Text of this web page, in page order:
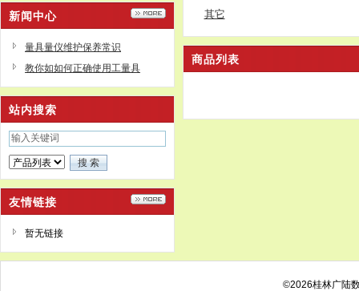
二
行业内唯一上市公司
深股代码002175
下辖无锡广陆、上海销售分公
司和上海量具刃具厂有限公司
新闻中心
量具量仪维护保养常识
教你如如何正确使用工量具
站内搜索
友情链接
暂无链接
其它
商品列表
©2026桂林广陆